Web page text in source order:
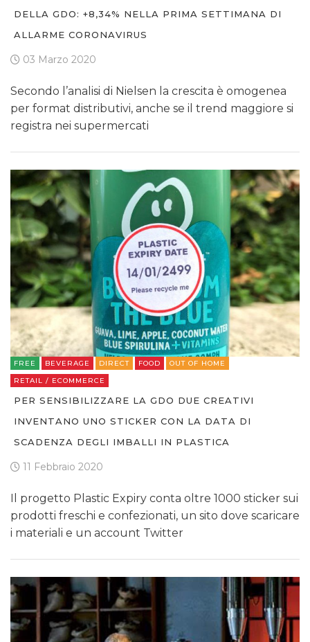
DELLA GDO: +8,34% NELLA PRIMA SETTIMANA DI
ALLARME CORONAVIRUS
03 Marzo 2020
Secondo l’analisi di Nielsen la crescita è omogenea
per format distributivi, anche se il trend maggiore si
registra nei supermercati
FREE BEVERAGE DIRECT FOOD
OUT OF HOME
RETAIL / ECOMMERCE
PER SENSIBILIZZARE LA GDO DUE CREATIVI
INVENTANO UNO STICKER CON LA DATA DI
SCADENZA DEGLI IMBALLI IN PLASTICA
11 Febbraio 2020
Il progetto Plastic Expiry conta oltre 1000 sticker sui
prodotti freschi e confezionati, un sito dove scaricare
i materiali e un account Twitter